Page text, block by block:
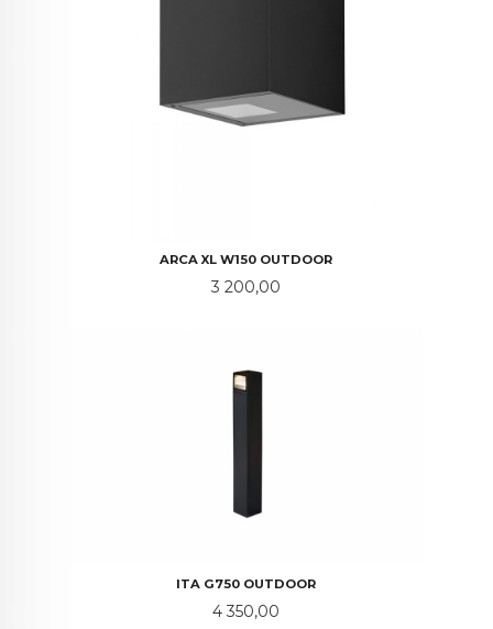
ARCA XL W150 OUTDOOR
Pris
3 200,00
ITA G750 OUTDOOR
Pris
4 350,00